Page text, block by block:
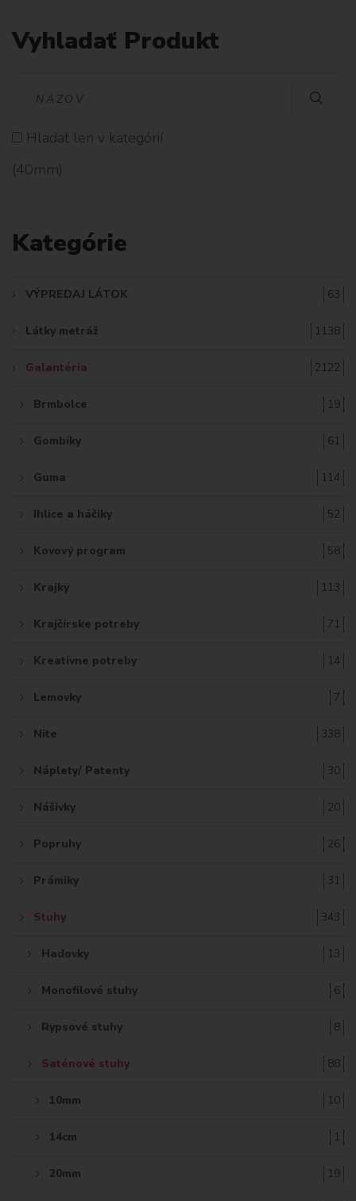
Vyhladať Produkt
D
Hladať len v kategórií
(40mm)
Kategórie
VÝPREDAJ LÁTOK 63
Látky metráž 1138
Galantéria 2122
Brmbolce 19
Gombíky 61
Guma 114
Ihlice a háčiky 52
Kovový program 58
Krajky 113
Krajčírske potreby 71
Kreatívne potreby 14
Lemovky 7
Nite 338
Náplety/ Patenty 30
Nášivky 20
Popruhy 26
Prámiky 31
Stuhy 343
Hadovky 13
Monofilové stuhy 6
Rypsové stuhy 8
Saténové stuhy 88
10mm 10
14cm 1
20mm 19